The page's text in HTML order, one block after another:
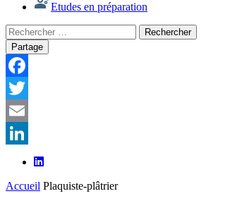
Etudes en préparation
Rechercher
:
Rechercher
Partage
Facebook
Twitter
Email
LinkedIn
Accueil Plaquiste-plâtrier